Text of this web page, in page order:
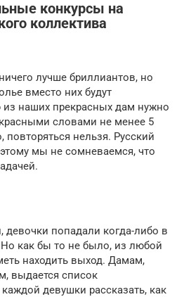
конкурсы на
коллектива
лучше бриллиантов, но
вместо них будут
наших прекрасных дам нужно
словами не менее 5
нельзя. Русский
мы не сомневаемся, что
попадали когда-либо в
как бы то не было, из любой
находить выход. Дамам,
выдается список
девушки рассказать, как